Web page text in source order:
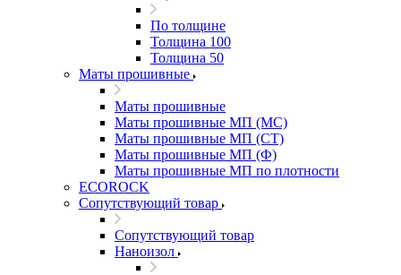
По толщине
Толщина 100
Толщина 50
Маты прошивные
Маты прошивные
Маты прошивные МП (МС)
Маты прошивные МП (СТ)
Маты прошивные МП (Ф)
Маты прошивные МП по плотности
ECOROCK
Сопутствующий товар
Сопутствующий товар
Наноизол